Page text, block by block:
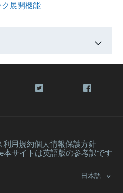
展開機能
利⽤規約個人情報保護方針
本サイトは英語版の参考訳です
日本語